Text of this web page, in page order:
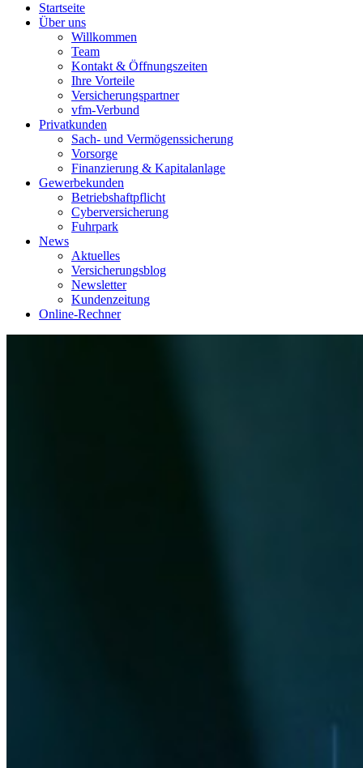
Startseite
Über uns
Willkommen
Team
Kontakt & Öffnungszeiten
Ihre Vorteile
Versicherungspartner
vfm-Verbund
Privatkunden
Sach- und Vermögenssicherung
Vorsorge
Finanzierung & Kapitalanlage
Gewerbekunden
Betriebshaftpflicht
Cyberversicherung
Fuhrpark
News
Aktuelles
Versicherungsblog
Newsletter
Kundenzeitung
Online-Rechner